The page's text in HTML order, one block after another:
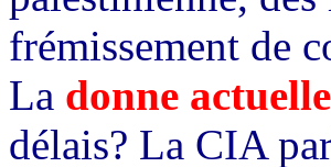
frémissement de
La donne actuelle
délais? La CIA